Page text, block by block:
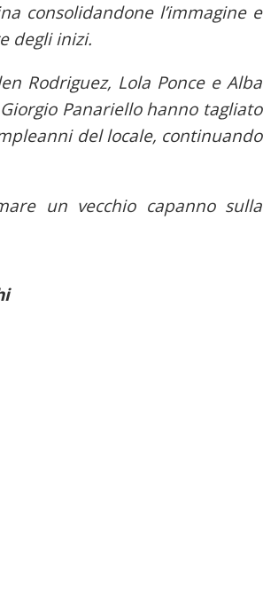
consolidandone l’immagine e
degli inizi.
Rodriguez, Lola Ponce e Alba
Panariello hanno tagliato
del locale, continuando
un vecchio capanno sulla